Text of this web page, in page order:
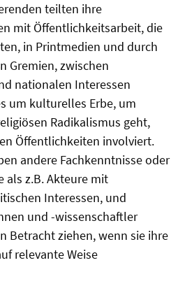
teilten ihre
mit Öffentlichkeitsarbeit, die
in Printmedien und durch
Gremien, zwischen
nationalen Interessen
um kulturelles Erbe, um
Radikalismus geht,
Öffentlichkeiten involviert.
andere Fachkenntnisse oder
als z.B. Akteure mit
Interessen, und
und -wissenschaftler
Betracht ziehen, wenn sie ihre
relevante Weise